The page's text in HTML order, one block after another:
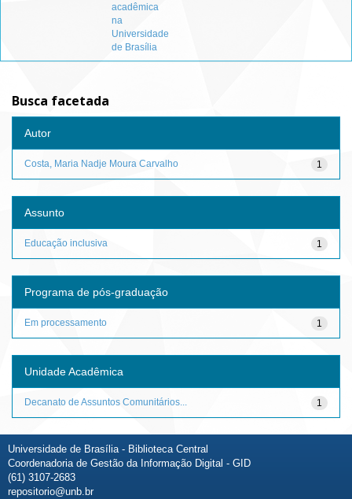
acadêmica
na
Universidade
de Brasília
Busca facetada
Autor
1
Costa, Maria Nadje Moura Carvalho
Assunto
1
Educação inclusiva
Programa de pós-graduação
1
Em processamento
Unidade Acadêmica
1
Decanato de Assuntos Comunitários...
Universidade de Brasília - Biblioteca Central
Coordenadoria de Gestão da Informação Digital - GID
(61) 3107-2683
repositorio@unb.br